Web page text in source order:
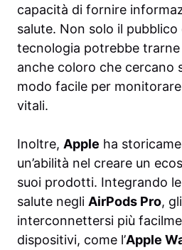
capacità di fornire
salute. Non solo il
tecnologia potrebbe
anche coloro che cercano
modo facile per
vitali.
Inoltre, Apple ha
un’abilità nel creare un
suoi prodotti. Integrando
salute negli AirPods Pro,
interconnettersi più
dispositivi, come l’Apple